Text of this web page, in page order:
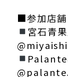
■参加店舗
宮石青果
Palante